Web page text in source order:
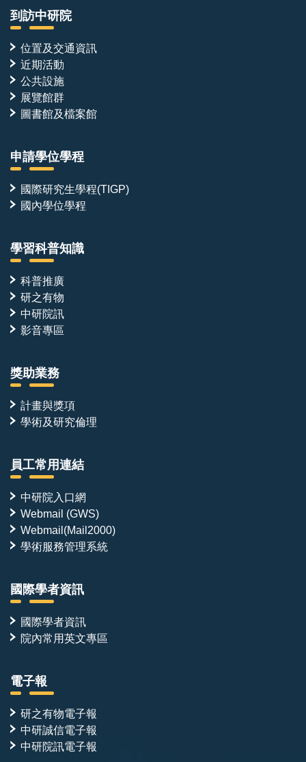
到訪中研院
位置及交通資訊
近期活動
公共設施
展覽館群
圖書館及檔案館
申請學位學程
國際研究生學程(TIGP)
國內學位學程
學習科普知識
科普推廣
研之有物
中研院訊
影音專區
獎助業務
計畫與獎項
學術及研究倫理
員工常用連結
中研院入口網
Webmail (GWS)
Webmail(Mail2000)
學術服務管理系統
國際學者資訊
國際學者資訊
院內常用英文專區
電子報
研之有物電子報
中研誠信電子報
中研院訊電子報